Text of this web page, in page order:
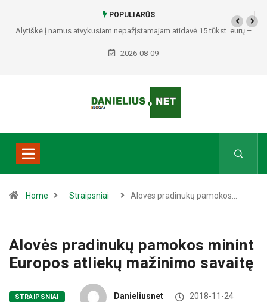
POPULIARŪS
Alytiškė į namus atvykusiam nepažįstamajam atidavė 15 tūkst. eurų –
policija pradėjo tyrimą
2026-08-09
Home Straipsniai Alovės pradinukų pamokos…
Alovės pradinukų pamokos minint
Europos atliekų mažinimo savaitę
STRAIPSNIAI Danieliusnet 2018-11-24